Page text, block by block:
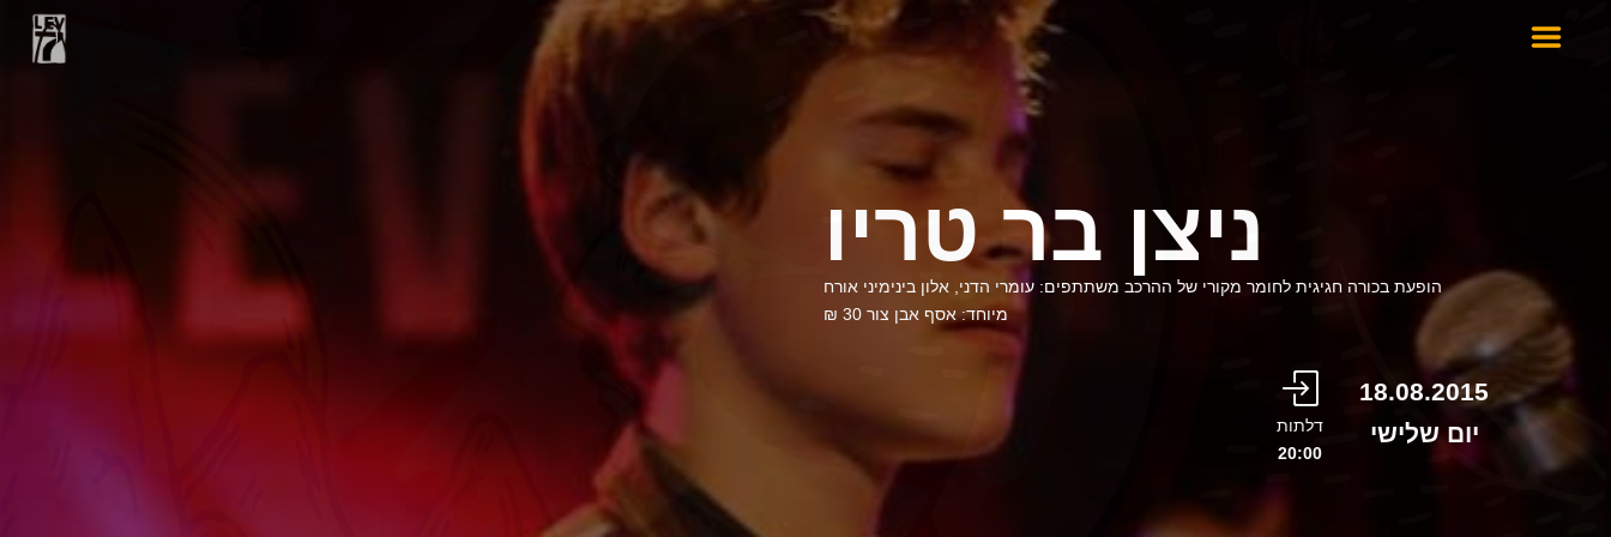
ניצן בר טריו
הופעת בכורה חגיגית לחומר מקורי של ההרכב משתתפים: עומרי הדני, אלון בינימיני אורח
מיוחד: אסף אבן צור 30 ₪
18.08.2015
יום שלישי
דלתות
20:00